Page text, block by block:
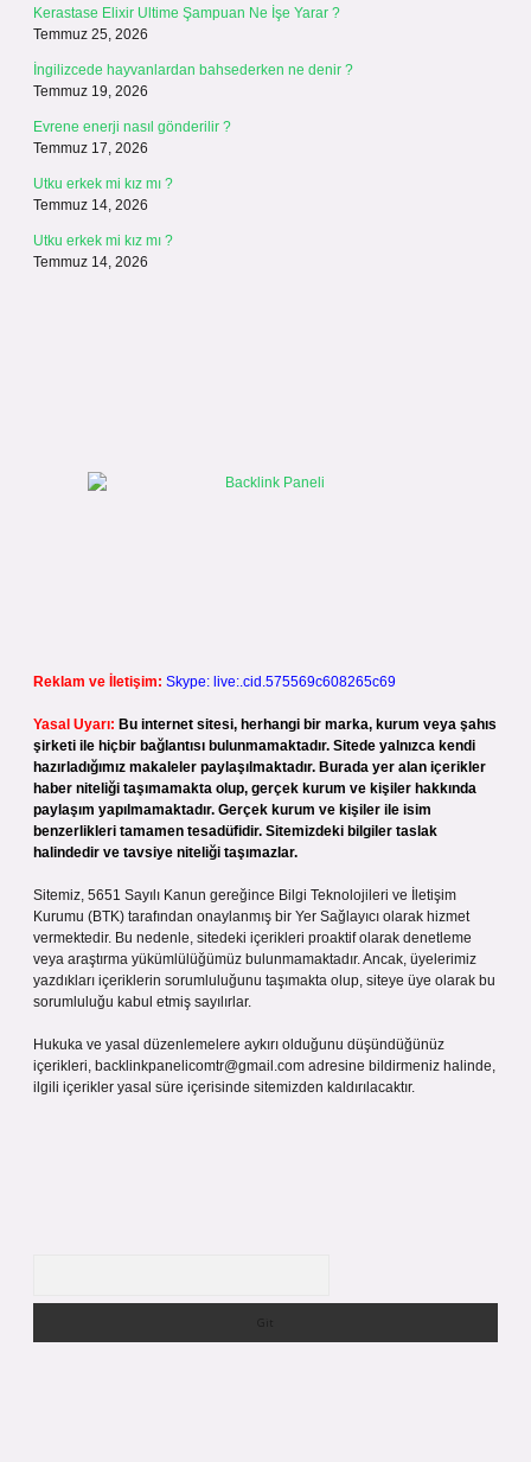
Kerastase Elixir Ultime Şampuan Ne İşe Yarar ?
Temmuz 25, 2026
İngilizcede hayvanlardan bahsederken ne denir ?
Temmuz 19, 2026
Evrene enerji nasıl gönderilir ?
Temmuz 17, 2026
Utku erkek mi kız mı ?
Temmuz 14, 2026
Utku erkek mi kız mı ?
Temmuz 14, 2026
Reklam ve İletişim: Skype: live:.cid.575569c608265c69
Yasal Uyarı: Bu internet sitesi, herhangi bir marka, kurum veya şahıs
şirketi ile hiçbir bağlantısı bulunmamaktadır. Sitede yalnızca kendi
hazırladığımız makaleler paylaşılmaktadır. Burada yer alan içerikler
haber niteliği taşımamakta olup, gerçek kurum ve kişiler hakkında
paylaşım yapılmamaktadır. Gerçek kurum ve kişiler ile isim
benzerlikleri tamamen tesadüfidir. Sitemizdeki bilgiler taslak
halindedir ve tavsiye niteliği taşımazlar.
Sitemiz, 5651 Sayılı Kanun gereğince Bilgi Teknolojileri ve İletişim
Kurumu (BTK) tarafından onaylanmış bir Yer Sağlayıcı olarak hizmet
vermektedir. Bu nedenle, sitedeki içerikleri proaktif olarak denetleme
veya araştırma yükümlülüğümüz bulunmamaktadır. Ancak, üyelerimiz
yazdıkları içeriklerin sorumluluğunu taşımakta olup, siteye üye olarak bu
sorumluluğu kabul etmiş sayılırlar.
Hukuka ve yasal düzenlemelere aykırı olduğunu düşündüğünüz
içerikleri, backlinkpanelicomtr@gmail.com adresine bildirmeniz halinde,
ilgili içerikler yasal süre içerisinde sitemizden kaldırılacaktır.